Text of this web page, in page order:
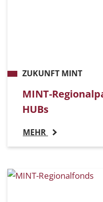
ZUKUNFT MINT
MINT-
HUBs
MEHR